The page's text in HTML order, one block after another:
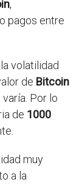
,
pagos entre
volatilidad
de Bitcoin
Por lo
de 1000
muy
a la